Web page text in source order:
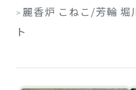
> 麗香炉 こねこ/芳輪 堀
ト